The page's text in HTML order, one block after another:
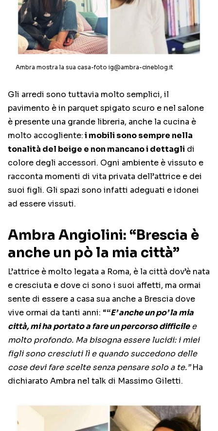
Ambra mostra la sua casa-foto ig@ambra-cineblog.it
Gli arredi sono tuttavia molto semplici, il
pavimento è in parquet spigato scuro e nel salone
è presente una grande libreria, anche la cucina è
molto accogliente:i mobili sono sempre nella
tonalità del beige e non mancano i dettagli di
colore degli accessori. Ogni ambiente è vissuto e
racconta momenti di vita privata dell’attrice e dei
suoi figli. Gli spazi sono infatti adeguati e idonei
ad essere vissuti.
Ambra Angiolini: “Brescia è
anche un pò la mia città”
L’attrice è molto legata a Roma, è la città dov’è nata
e cresciuta e dove ci sono i suoi affetti, ma ormai
sente di essere a casa sua anche a Brescia dove
vive ormai da tanti anni: ““E’ anche un po’ la mia
città, mi ha portato a fare un percorso difficilee
molto profondo. Ma bisogna essere lucidi: i miei
figli sono cresciuti lì e quando succedono delle
cose devi fare scelte senza pensare solo a te.”Ha
dichiarato Ambra nel talk di Massimo Giletti.